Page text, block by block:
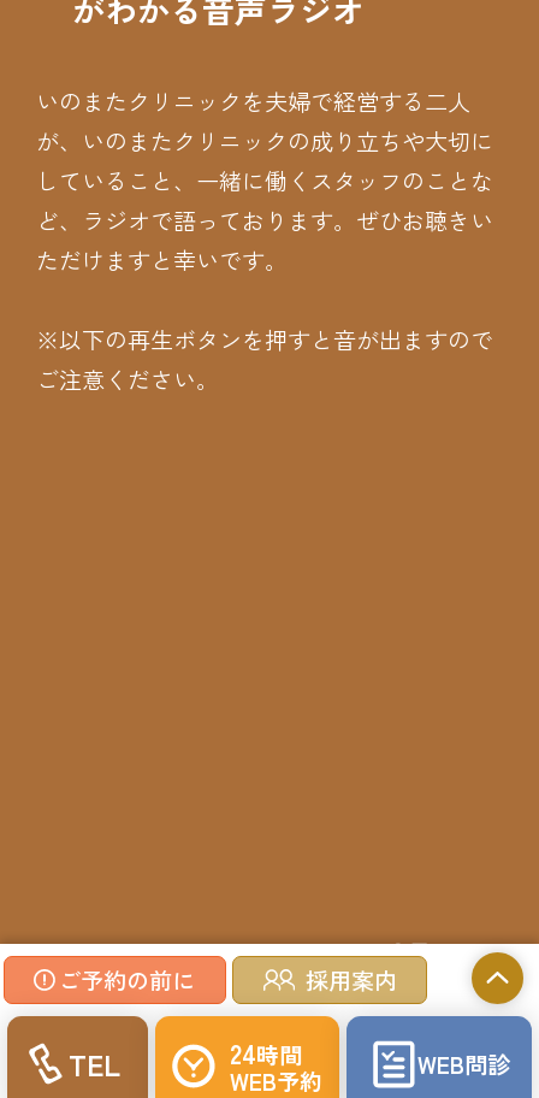
ご予約の前に 採用案内
TEL 24時間
WEB予約 WEB問診
いのまたクリニックを夫婦で経営する二人
が、いのまたクリニックの成り立ちや大切に
していること、一緒に働くスタッフのことな
ど、ラジオで語っております。ぜひお聴きい
ただけますと幸いです。
※以下の再生ボタンを押すと音が出ますので
ご注意ください。
©2023 Inomata Clinic.